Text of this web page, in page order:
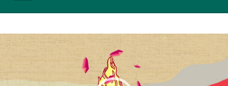
Video
Player